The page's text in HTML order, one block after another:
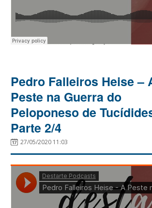
Pedro Falleiros Heise –
Peste na Guerra do
Peloponeso de
Parte 2/4
27/05/2020 11:03